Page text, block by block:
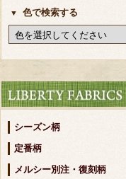
色で検索する
シーズン柄
定番柄
メルシー別注・復刻柄